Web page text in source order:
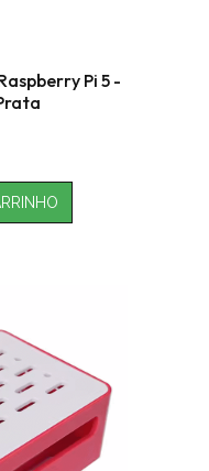
Pi 5 -